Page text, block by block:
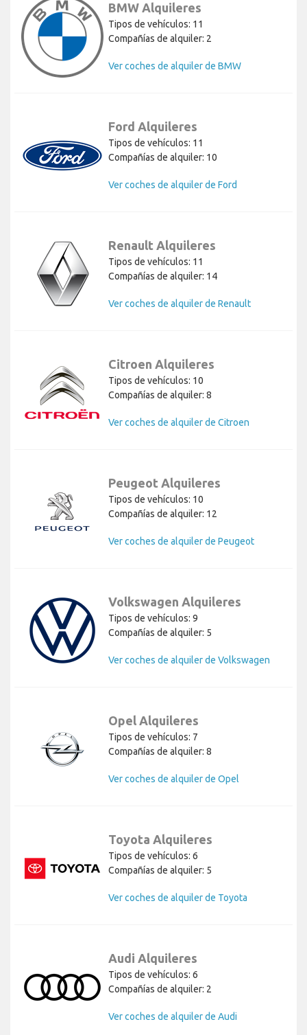
BMW Alquileres
Tipos de vehículos: 11
Compañías de alquiler: 2
Ver coches de alquiler de BMW
Ford Alquileres
Tipos de vehículos: 11
Compañías de alquiler: 10
Ver coches de alquiler de Ford
Renault Alquileres
Tipos de vehículos: 11
Compañías de alquiler: 14
Ver coches de alquiler de Renault
Citroen Alquileres
Tipos de vehículos: 10
Compañías de alquiler: 8
Ver coches de alquiler de Citroen
Peugeot Alquileres
Tipos de vehículos: 10
Compañías de alquiler: 12
Ver coches de alquiler de Peugeot
Volkswagen Alquileres
Tipos de vehículos: 9
Compañías de alquiler: 5
Ver coches de alquiler de Volkswagen
Opel Alquileres
Tipos de vehículos: 7
Compañías de alquiler: 8
Ver coches de alquiler de Opel
Toyota Alquileres
Tipos de vehículos: 6
Compañías de alquiler: 5
Ver coches de alquiler de Toyota
Audi Alquileres
Tipos de vehículos: 6
Compañías de alquiler: 2
Ver coches de alquiler de Audi